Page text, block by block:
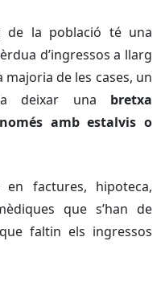
de la població té una
d’ingressos a llarg
de les cases, un
deixar una bretxa
amb estalvis o
factures, hipoteca,
que s’han de
faltin els ingressos